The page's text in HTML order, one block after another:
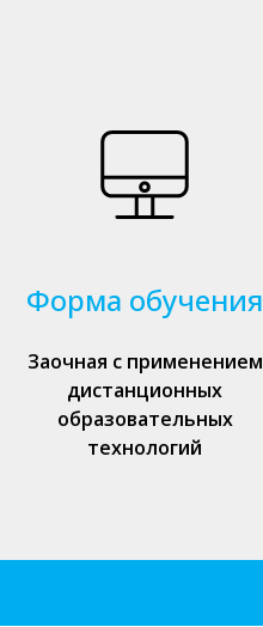
Форма обучения
Заочная с применением
дистанционных
образовательных
технологий